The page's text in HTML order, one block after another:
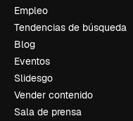
Empleo
Tendencias de búsqueda
Blog
Eventos
Slidesgo
Vender contenido
Sala de prensa